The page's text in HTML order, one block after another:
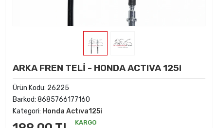
ARKA FREN TELİ - HONDA ACTIVA 125i
Ürün Kodu: 26225
Barkod: 8685766177160
Kategori: Honda Actıva125i
KARGO